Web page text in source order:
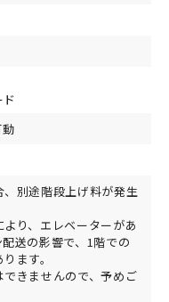
別途階段上げ料が発生
り、エレベーターがあ
送の影響で、1階での
ます。
きませんので、予めご